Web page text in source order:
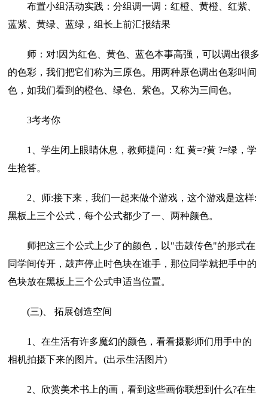
布置小组活动实践：分组调一调：红橙、黄橙、红紫、
蓝紫、黄绿、蓝绿，组长上前汇报结果
师：对!因为红色、黄色、蓝色本事高强，可以调出很多
的色彩，我们把它们称为三原色。用两种原色调出色彩叫间
色，如我们看到的橙色、绿色、紫色。又称为三间色。
3考考你
1、学生闭上眼睛休息，教师提问：红 黄=?黄 ?=绿，学
生抢答。
2、师:接下来，我们一起来做个游戏，这个游戏是这样:
黑板上三个公式，每个公式都少了一、两种颜色。
师把这三个公式上少了的颜色，以"击鼓传色"的形式在
同学间传开，鼓声停止时色块在谁手，那位同学就把手中的
色块放在黑板上三个公式申适当位置。
(三)、 拓展创造空间
1、在生活有许多魔幻的颜色，看看摄影师们用手中的
相机拍摄下来的图片。(出示生活图片)
2、欣赏美术书上的画，看到这些画你联想到什么?在生